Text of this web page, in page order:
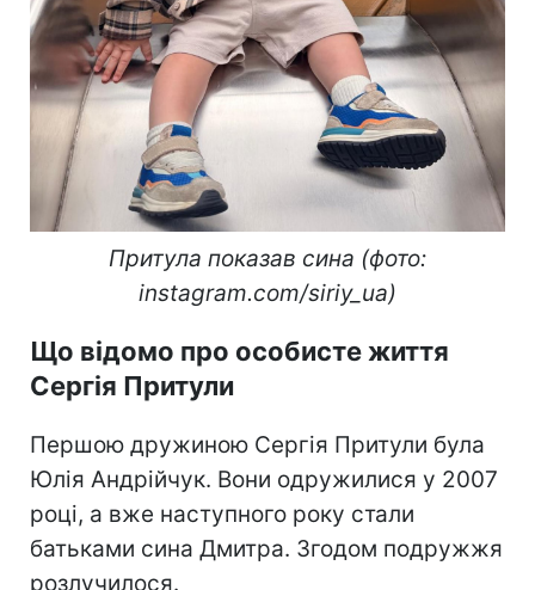
Притула показав сина (фото:
instagram.com/siriy_ua)
Що відомо про особисте життя
Сергія Притули
Першою дружиною Сергія Притули була
Юлія Андрійчук. Вони одружилися у 2007
році, а вже наступного року стали
батьками сина Дмитра. Згодом подружжя
розлучилося.